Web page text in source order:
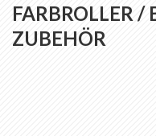
FARBROLLER /
ZUBEHÖR